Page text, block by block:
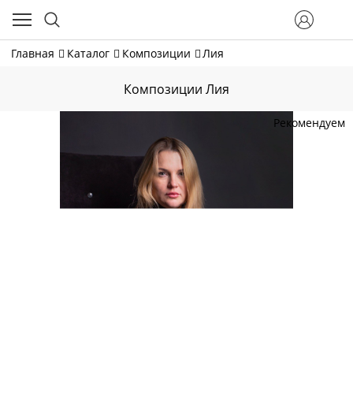
Главная Каталог Композиции Лия
Композиции Лия
Рекомендуем